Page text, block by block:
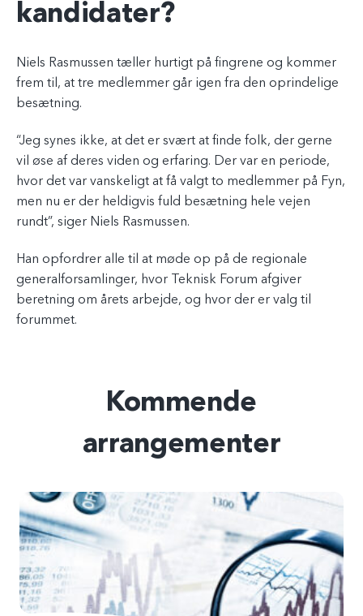
kandidater?
Niels Rasmussen tæller hurtigt på fingrene og kommer
frem til, at tre medlemmer går igen fra den oprindelige
besætning.
“Jeg synes ikke, at det er svært at finde folk, der gerne
vil øse af deres viden og erfaring. Der var en periode,
hvor det var vanskeligt at få valgt to medlemmer på Fyn,
men nu er der heldigvis fuld besætning hele vejen
rundt”, siger Niels Rasmussen.
Han opfordrer alle til at møde op på de regionale
generalforsamlinger, hvor Teknisk Forum afgiver
beretning om årets arbejde, og hvor der er valg til
forummet.
Kommende
arrangementer